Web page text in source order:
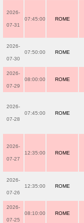
2026-
07-31
07:45:00 ROME
2026-
07-30
07:50:00 ROME
2026-
07-29
08:00:00 ROME
2026-
07-28
07:45:00 ROME
2026-
07-27
12:35:00 ROME
2026-
07-26
12:35:00 ROME
2026-
07-25
08:10:00 ROME